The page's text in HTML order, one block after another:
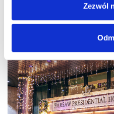
Zezwól